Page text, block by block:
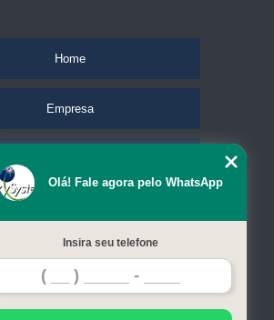
Home
Empresa
Contato
Mapa do site
Olá! Fale agora pelo WhatsApp
Insira seu telefone